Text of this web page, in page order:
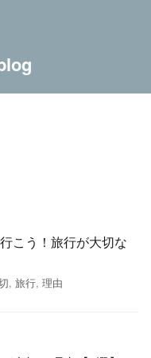
こう！旅行が大切な
, 旅行, 理由